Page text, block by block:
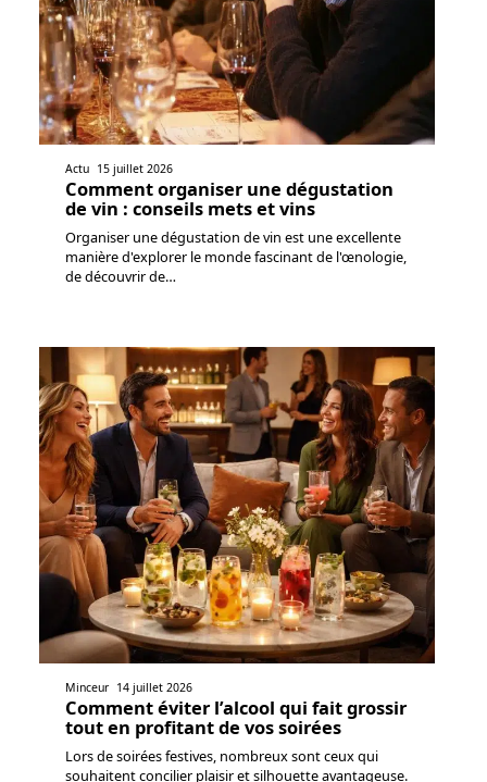
Actu 15 juillet 2026
Comment organiser une dégustation
de vin : conseils mets et vins
Organiser une dégustation de vin est une excellente
manière d'explorer le monde fascinant de l'œnologie,
de découvrir de…
Minceur 14 juillet 2026
Comment éviter l’alcool qui fait grossir
tout en profitant de vos soirées
Lors de soirées festives, nombreux sont ceux qui
souhaitent concilier plaisir et silhouette avantageuse.